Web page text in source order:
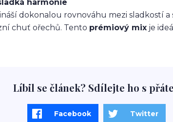
harmonie
dokonalou rovnováhu mezi sladkostí a
chuť ořechů. Tento prémiový mix je
Líbil se článek? Sdílejte ho s
Facebook Twitter